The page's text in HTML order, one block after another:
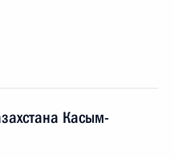
Касым-